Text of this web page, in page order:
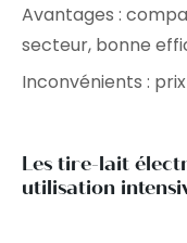
Avantages :
secteur, bonne
Inconvénients :
Les tire-lait
utilisation